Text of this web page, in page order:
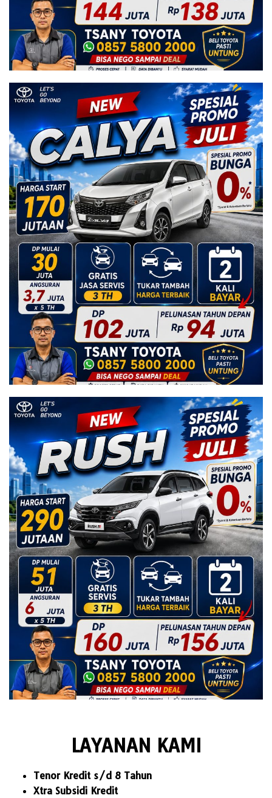
LAYANAN KAMI
Tenor Kredit s/d 8 Tahun
Xtra Subsidi Kredit